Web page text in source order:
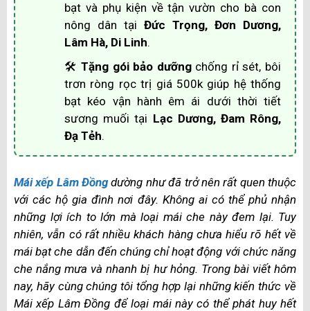
bạt và phụ kiện về tận vườn cho bà con
nông dân tại Đức Trọng, Đơn Dương,
Lâm Hà, Di Linh.
🛠Tặng gói bảo dưỡngchống rỉ sét, bôi
trơn ròng rọc trị giá 500k giúp hệ thống
bạt kéo vận hành êm ái dưới thời tiết
sương muối tại Lạc Dương, Đam Rông,
Đạ Tẻh.
Mái xếp Lâm Đồngdường như đã trở nên rất quen thuộc
với các hộ gia đình nơi đây. Không ai có thể phủ nhận
những lợi ích to lớn mà loại mái che này đem lại. Tuy
nhiên, vẫn có rất nhiều khách hàng chưa hiểu rõ hết về
mái bạt che dẫn đến chúng chỉ hoạt động với chức năng
che nắng mưa và nhanh bị hư hỏng. Trong bài viết hôm
nay, hãy cùng chúng tôi tổng hợp lại những kiến thức về
Mái xếp Lâm Đồng để loại mái này có thể phát huy hết